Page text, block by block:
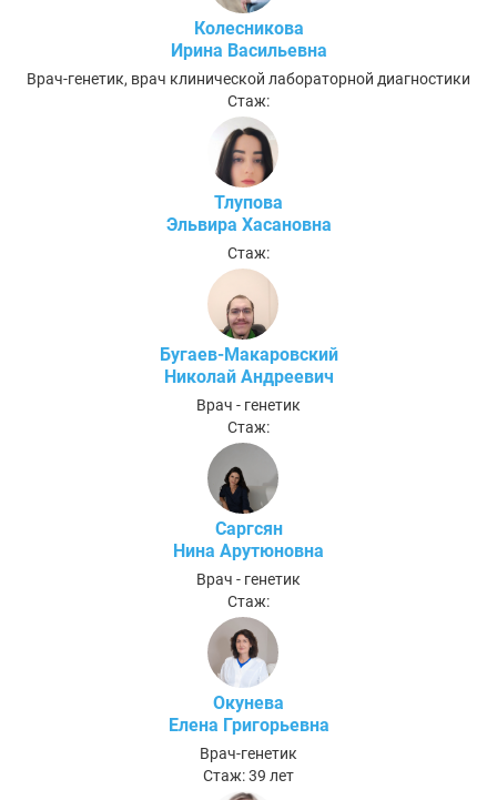
Колесникова
Ирина Васильевна
Врач-генетик, врач клинической лабораторной диагностики
Стаж:
Тлупова
Эльвира Хасановна
Стаж:
Бугаев-Макаровский
Николай Андреевич
Врач - генетик
Стаж:
Саргсян
Нина Арутюновна
Врач - генетик
Стаж:
Окунева
Елена Григорьевна
Врач-генетик
Стаж: 39 лет